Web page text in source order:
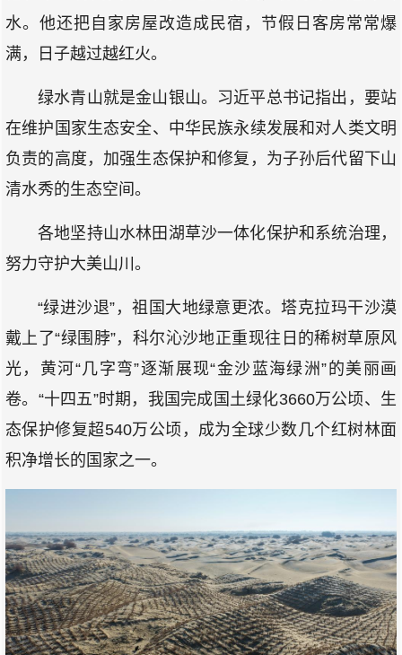
水。他还把自家房屋改造成民宿，节假日客房常常爆
满，日子越过越红火。
绿水青山就是金山银山。习近平总书记指出，要站
在维护国家生态安全、中华民族永续发展和对人类文明
负责的高度，加强生态保护和修复，为子孙后代留下山
清水秀的生态空间。
各地坚持山水林田湖草沙一体化保护和系统治理，
努力守护大美山川。
“绿进沙退”，祖国大地绿意更浓。塔克拉玛干沙漠
戴上了“绿围脖”，科尔沁沙地正重现往日的稀树草原风
光，黄河“几字弯”逐渐展现“金沙蓝海绿洲”的美丽画
卷。“十四五”时期，我国完成国土绿化3660万公顷、生
态保护修复超540万公顷，成为全球少数几个红树林面
积净增长的国家之一。